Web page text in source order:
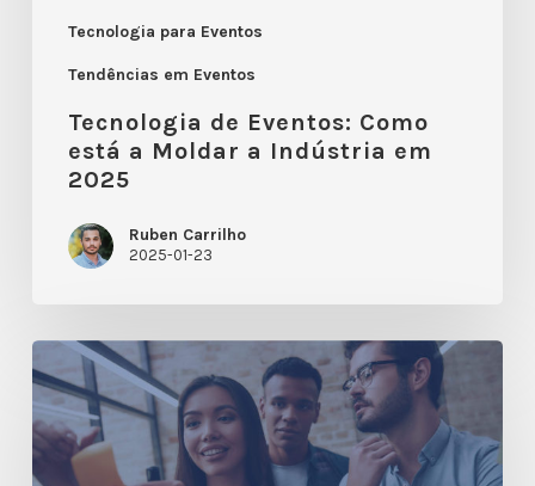
Tecnologia para Eventos
Tendências em Eventos
Tecnologia de Eventos: Como
está a Moldar a Indústria em
2025
Ruben Carrilho
2025-01-23
Criar
uma
Estratégia
de